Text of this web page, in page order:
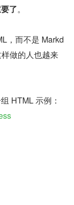
了。
，而不是 Markd
做的人也越来
HTML 示例：